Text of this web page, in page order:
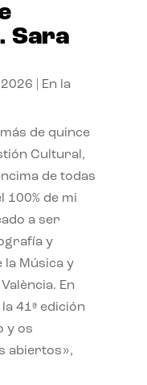
Sara
En la
de quince
Cultural,
de todas
100% de mi
a ser
y
la Música y
En
41ª edición
y os
abiertos»,